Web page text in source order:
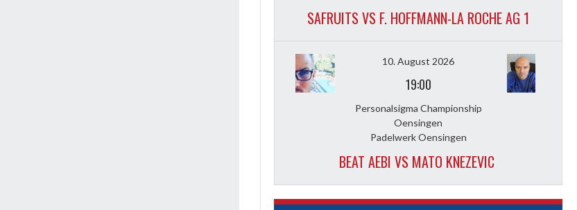
SAFRUITS VS F. HOFFMANN-LA ROCHE AG 1
10. August 2026
19:00
Personalsigma Championship
Oensingen
Padelwerk Oensingen
BEAT AEBI VS MATO KNEZEVIC